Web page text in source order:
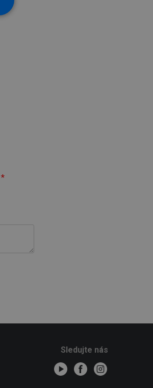
Sledujte nás